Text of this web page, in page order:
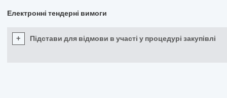
Електронні тендерні вимоги
+ Підстави для відмови в участі у процедурі закупівлі